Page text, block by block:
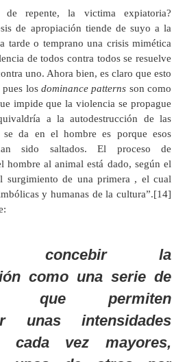
repente, la victima expiatoria?
de apropiación tiende de suyo a la
tarde o temprano una crisis mimética
de todos contra todos se resuelve
uno. Ahora bien, es claro que esto
pues los dominance patterns son como
impide que la violencia se propague
a la autodestrucción de las
se da en el hombre es porque esos
sido saltados. El proceso de
hombre al animal está dado, según el
surgimiento de una primera , el cual
y humanas de la cultura”.[14]
concebir la
como una serie de
que permiten
unas intensidades
cada vez mayores,